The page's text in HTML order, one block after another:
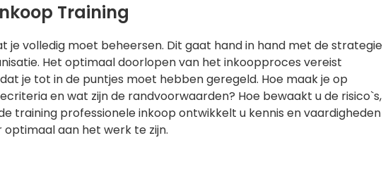
Training
je volledig moet beheersen. Dit gaat hand in hand met de strategie
Het optimaal doorlopen van het inkoopproces vereist
je tot in de puntjes moet hebben geregeld. Hoe maak je op
en wat zijn de randvoorwaarden? Hoe bewaakt u de risico`s,
training professionele inkoop ontwikkelt u kennis en vaardigheden
aan het werk te zijn.